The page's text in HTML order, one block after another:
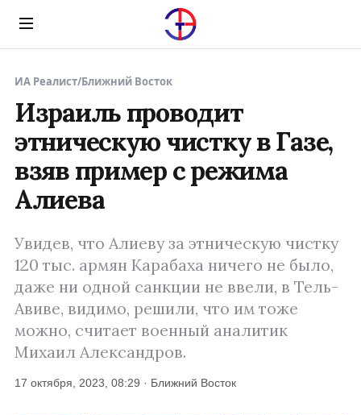
Menu
ИА Реалист/Ближний Восток
Израиль проводит
этническую чистку в Газе,
взяв пример с режима
Алиева
Увидев, что Алиеву за этническую чистку
120 тыс. армян Карабаха ничего не было,
даже ни одной санкции не ввели, в Тель-
Авиве, видимо, решили, что им тоже
можно, считает военный аналитик
Михаил Александров.
17 октября, 2023, 08:29 · Ближний Восток